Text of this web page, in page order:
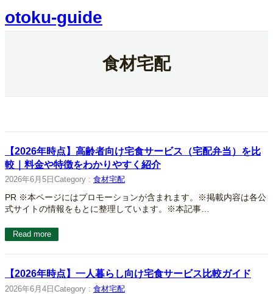
容
を
otoku-guide
食材宅配
【2026年時点】高齢者向け宅食サービス（宅配弁当）を比
較｜料金や特徴をわかりやすく紹介
2026年6月5日 Category : 食材宅配
PR ※本ページにはプロモーションが含まれます。※掲載内容は各公
式サイトの情報をもとに整理しています。※本記事…
Read more
【2026年時点】一人暮らし向け宅食サービス比較ガイド
2026年6月4日 Category : 食材宅配